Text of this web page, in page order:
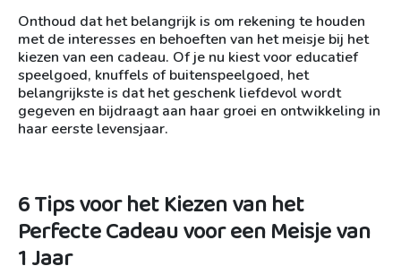
Onthoud dat het belangrijk is om rekening te houden
met de interesses en behoeften van het meisje bij het
kiezen van een cadeau. Of je nu kiest voor educatief
speelgoed, knuffels of buitenspeelgoed, het
belangrijkste is dat het geschenk liefdevol wordt
gegeven en bijdraagt aan haar groei en ontwikkeling in
haar eerste levensjaar.
6 Tips voor het Kiezen van het
Perfecte Cadeau voor een Meisje van